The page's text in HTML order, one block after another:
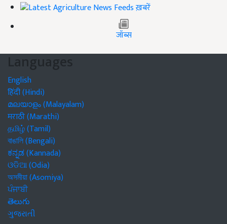
ख़बरें
जॉब्स
Languages
English
हिंदी (Hindi)
മലയാളം (Malayalam)
मराठी (Marathi)
தமிழ் (Tamil)
বাঙালি (Bengali)
ಕನ್ನಡ (Kannada)
ଓଡିଆ (Odia)
অসমীয়া (Asomiya)
ਪੰਜਾਬੀ
తెలుగు
ગુજરાતી